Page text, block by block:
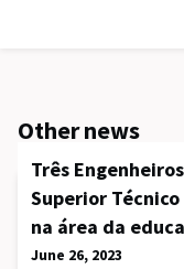
Other news
Três
Superior
na área da
June 26, 2023